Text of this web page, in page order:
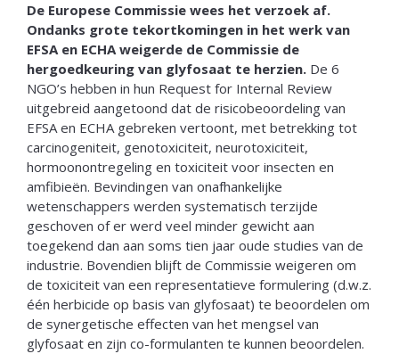
De Europese Commissie wees het verzoek af.
Ondanks grote tekortkomingen in het werk van
EFSA en ECHA weigerde de Commissie de
hergoedkeuring van glyfosaat te herzien. De 6
NGO’s hebben in hun Request for Internal Review
uitgebreid aangetoond dat de risicobeoordeling van
EFSA en ECHA gebreken vertoont, met betrekking tot
carcinogeniteit, genotoxiciteit, neurotoxiciteit,
hormoonontregeling en toxiciteit voor insecten en
amfibieën. Bevindingen van onafhankelijke
wetenschappers werden systematisch terzijde
geschoven of er werd veel minder gewicht aan
toegekend dan aan soms tien jaar oude studies van de
industrie. Bovendien blijft de Commissie weigeren om
de toxiciteit van een representatieve formulering (d.w.z.
één herbicide op basis van glyfosaat) te beoordelen om
de synergetische effecten van het mengsel van
glyfosaat en zijn co-formulanten te kunnen beoordelen.